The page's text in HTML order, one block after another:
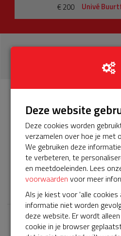
€ 200
Univé
26
donaties
Info Donateurs 26
Het servicepakket van onze
moet worden verlengd, zodat
blijft. Help je mee? Doneer voor
𝕏
Laatste
Deze website
Deze cookies worden
verzamelen over hoe je met
We gebruiken deze
te verbeteren, te
en meetdoeleinden. Lees
voorwaarden voor meer
Als je kiest voor 'alle cookies
informatie niet worden
deze website. Er wordt
cookie in je browser